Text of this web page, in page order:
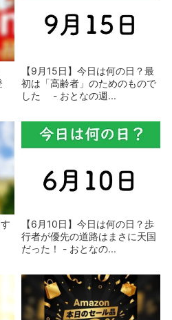
【9月15日】今日は何の日？最
初は「高齢者」のためのもので
した - おとなの週...
【6月10日】今日は何の日？歩
行者が優先の道路はまさに天国
だった！ - おとなの...